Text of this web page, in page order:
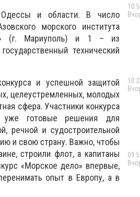
Одессы и области. В число
морского института
(г. Мариуполь) и 1 – из
технический
и успешной защитой
целеустремленных, молодых
сфера. Участники конкурса
готовые решения для
речной и судостроительной
и свою страну. Важно, чтобы
строили флот, а капитаны
«Морское дело» впервые,
опыт в Европу, а в